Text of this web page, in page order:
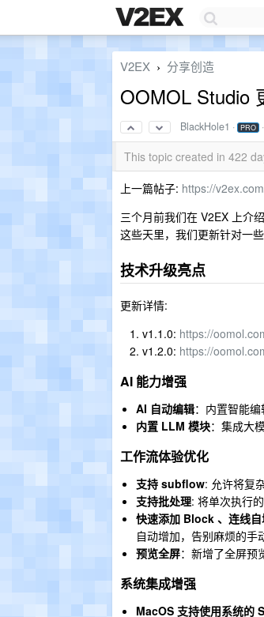
V2EX › 分享创造
OOMOL Studio
BlackHole1 · PRO ·
This topic created in 422
上一篇帖子: https://
三个月前我们在 V2EX 上介
这些天里，我们更新针对一
技术升级亮点
更新详情:
v1.1.0: https://
v1.2.0: https://
AI 能力增强
AI 自动编辑：内置智能
内置 LLM 模块：集成大
工作流体验优化
支持 subflow: 允许将复
支持批处理: 将单次执行
快速添加 Block 、连线
自动增加，告别麻烦的手
预览全屏：新增了全屏预
系统集成增强
MacOS 支持使用系统的